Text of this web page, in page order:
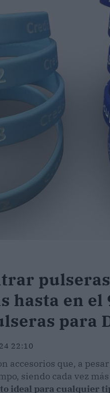
hasta en el
para
22:10
accesorios que, a
siendo cada vez
ideal para cualquier